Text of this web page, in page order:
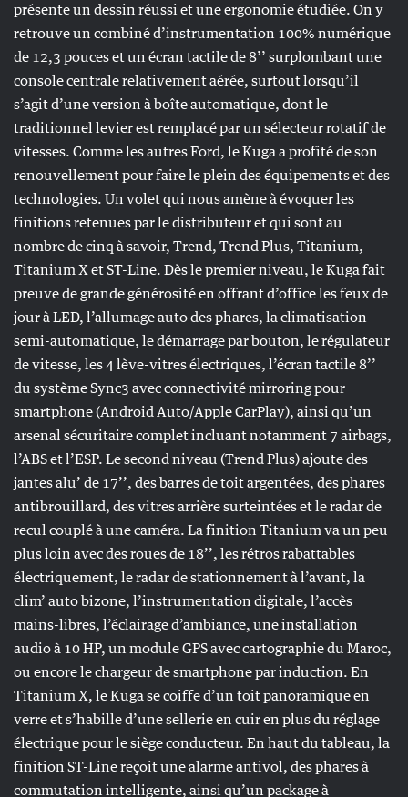
présente un dessin réussi et une ergonomie étudiée. On y
retrouve un combiné d’instrumentation 100% numérique
de 12,3 pouces et un écran tactile de 8’’ surplombant une
console centrale relativement aérée, surtout lorsqu’il
s’agit d’une version à boîte automatique, dont le
traditionnel levier est remplacé par un sélecteur rotatif de
vitesses. Comme les autres Ford, le Kuga a profité de son
renouvellement pour faire le plein des équipements et des
technologies. Un volet qui nous amène à évoquer les
finitions retenues par le distributeur et qui sont au
nombre de cinq à savoir, Trend, Trend Plus, Titanium,
Titanium X et ST-Line. Dès le premier niveau, le Kuga fait
preuve de grande générosité en offrant d’office les feux de
jour à LED, l’allumage auto des phares, la climatisation
semi-automatique, le démarrage par bouton, le régulateur
de vitesse, les 4 lève-vitres électriques, l’écran tactile 8’’
du système Sync3 avec connectivité mirroring pour
smartphone (Android Auto/Apple CarPlay), ainsi qu’un
arsenal sécuritaire complet incluant notamment 7 airbags,
l’ABS et l’ESP. Le second niveau (Trend Plus) ajoute des
jantes alu’ de 17’’, des barres de toit argentées, des phares
antibrouillard, des vitres arrière surteintées et le radar de
recul couplé à une caméra. La finition Titanium va un peu
plus loin avec des roues de 18’’, les rétros rabattables
électriquement, le radar de stationnement à l’avant, la
clim’ auto bizone, l’instrumentation digitale, l’accès
mains-libres, l’éclairage d’ambiance, une installation
audio à 10 HP, un module GPS avec cartographie du Maroc,
ou encore le chargeur de smartphone par induction. En
Titanium X, le Kuga se coiffe d’un toit panoramique en
verre et s’habille d’une sellerie en cuir en plus du réglage
électrique pour le siège conducteur. En haut du tableau, la
finition ST-Line reçoit une alarme antivol, des phares à
commutation intelligente, ainsi qu’un package à